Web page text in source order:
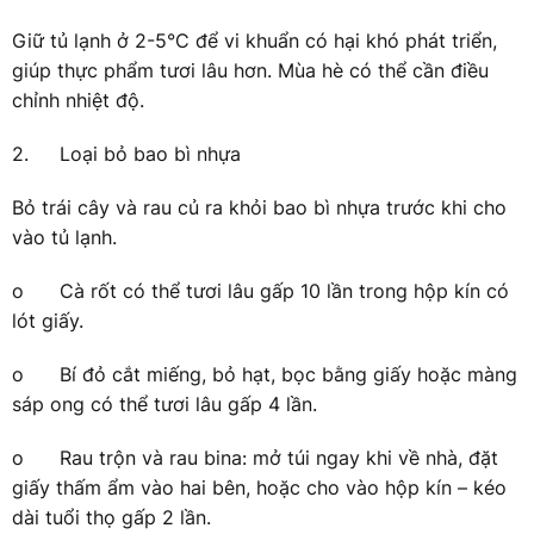
Giữ tủ lạnh ở 2-5°C để vi khuẩn có hại khó phát triển,
giúp thực phẩm tươi lâu hơn. Mùa hè có thể cần điều
chỉnh nhiệt độ.
2. Loại bỏ bao bì nhựa
Bỏ trái cây và rau củ ra khỏi bao bì nhựa trước khi cho
vào tủ lạnh.
o
Cà rốt có thể tươi lâu gấp 10 lần trong hộp kín có
lót giấy.
o
Bí đỏ cắt miếng, bỏ hạt, bọc bằng giấy hoặc màng
sáp ong có thể tươi lâu gấp 4 lần.
o
Rau trộn và rau bina: mở túi ngay khi về nhà, đặt
giấy thấm ẩm vào hai bên, hoặc cho vào hộp kín – kéo
dài tuổi thọ gấp 2 lần.